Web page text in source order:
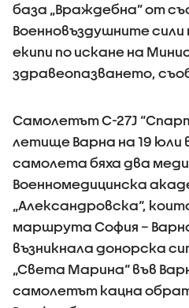
база „Враждебна” от
Военновъздушните сили
екипи по искане на
здравеопазването,
Самолетът C-27J
летище Варна на 19 юли
самолета бяха два
Военномедицинска
„Александровска“,
маршрута София –
възникнала донорска
„Света Марина“ във
самолетът кацна